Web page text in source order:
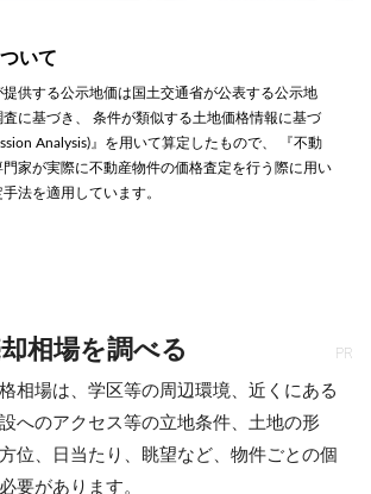
いて
提供する公示地価は国土交通省が公表する公示地
に基づき、 条件が類似する土地価格情報に基づ
Analysis)』を用いて算定したもので、 『不動
家が実際に不動産物件の価格査定を行う際に用い
法を適用しています。
相場を調べる PR
相場は、学区等の周辺環境、近くにある
へのアクセス等の立地条件、土地の形
位、日当たり、眺望など、物件ごとの個
要があります。